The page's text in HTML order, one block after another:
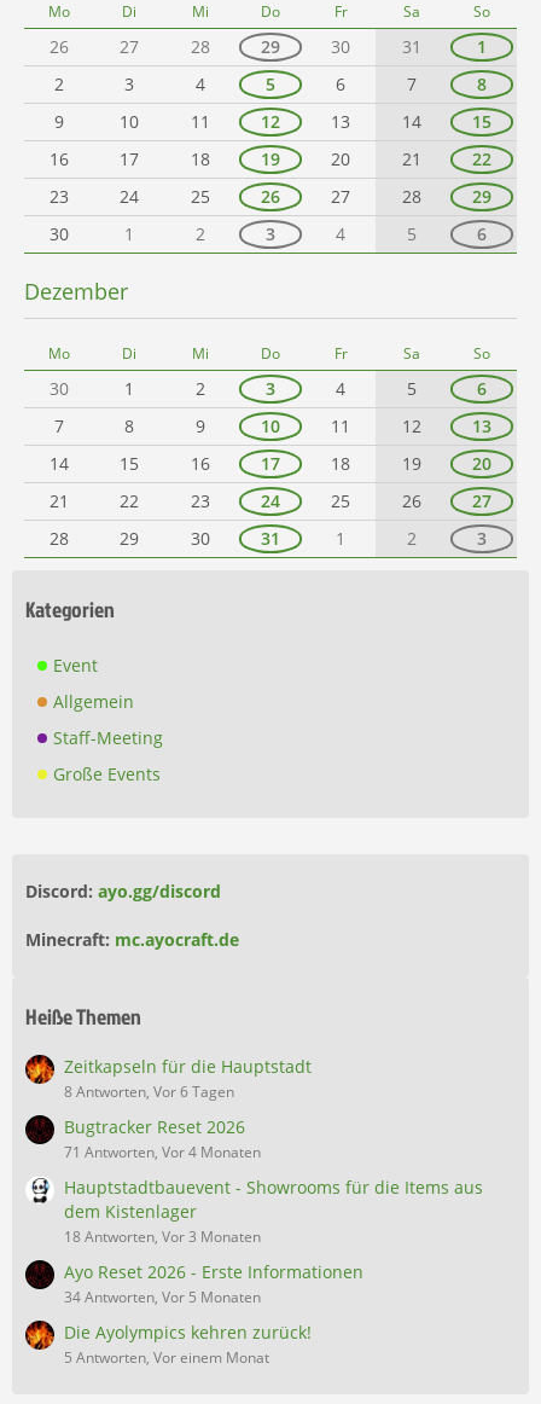
Mo Di Mi Do Fr Sa So
26 27 28 29 30 31
1
2
3 4 5 6 7
8
9
10 11 12 13 14
15
16
17 18 19 20 21
22
23
24 25 26 27 28
29
30
1 2 3 4 5 6
Dezember
Mo Di Mi Do Fr Sa So
30 1 2 3 4 5
6
7
8 9 10 11 12
13
14
15 16 17 18 19
20
21
22 23 24 25 26
27
28
29 30 31 1 2 3
Kategorien
Event
Allgemein
Staff-Meeting
Große Events
Discord: ayo.gg/discord
Minecraft: mc.ayocraft.de
Heiße Themen
Zeitkapseln für die Hauptstadt
8 Antworten, Vor 6 Tagen
Bugtracker Reset 2026
71 Antworten, Vor 4 Monaten
Hauptstadtbauevent - Showrooms für die Items aus
dem Kistenlager
18 Antworten, Vor 3 Monaten
Ayo Reset 2026 - Erste Informationen
34 Antworten, Vor 5 Monaten
Die Ayolympics kehren zurück!
5 Antworten, Vor einem Monat